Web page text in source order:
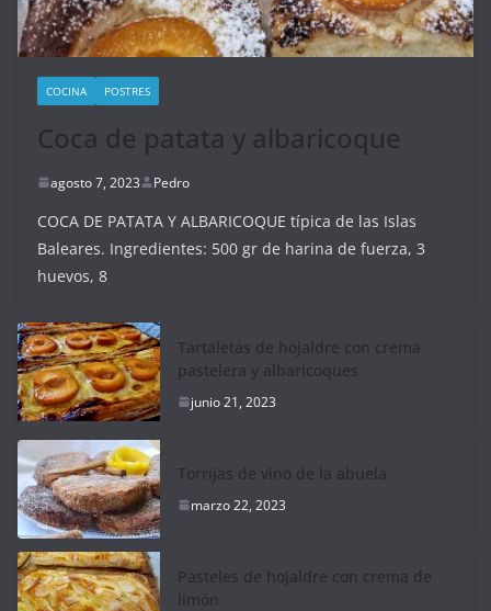
COCINA POSTRES
Coca de patata y albaricoque
agosto 7, 2023 Pedro
COCA DE PATATA Y ALBARICOQUE típica de las Islas
Baleares. Ingredientes: 500 gr de harina de fuerza, 3
huevos, 8
Tartaletas de hojaldre con crema
pastelera y albaricoques
junio 21, 2023
Torrijas de vino de la abuela
marzo 22, 2023
Pasteles de hojaldre con crema de
limón